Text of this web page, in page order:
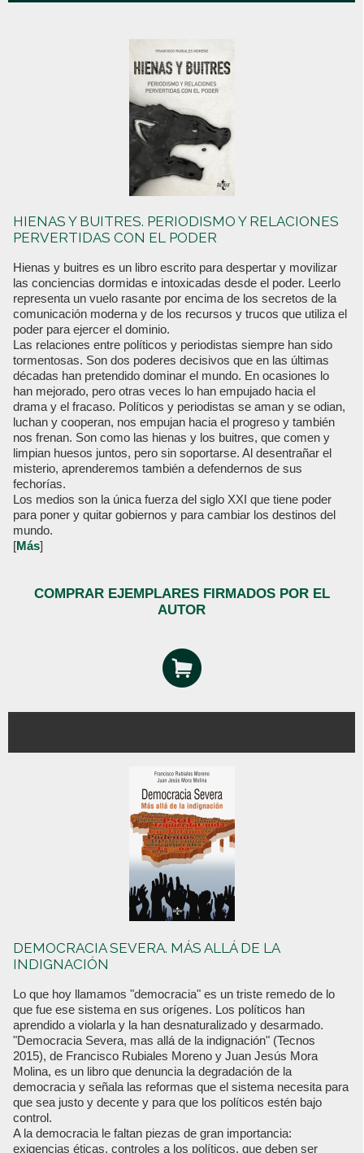
HIENAS Y BUITRES. PERIODISMO Y RELACIONES
PERVERTIDAS CON EL PODER
Hienas y buitres es un libro escrito para despertar y movilizar
las conciencias dormidas e intoxicadas desde el poder. Leerlo
representa un vuelo rasante por encima de los secretos de la
comunicación moderna y de los recursos y trucos que utiliza el
poder para ejercer el dominio.
Las relaciones entre políticos y periodistas siempre han sido
tormentosas. Son dos poderes decisivos que en las últimas
décadas han pretendido dominar el mundo. En ocasiones lo
han mejorado, pero otras veces lo han empujado hacia el
drama y el fracaso. Políticos y periodistas se aman y se odian,
luchan y cooperan, nos empujan hacia el progreso y también
nos frenan. Son como las hienas y los buitres, que comen y
limpian huesos juntos, pero sin soportarse. Al desentrañar el
misterio, aprenderemos también a defendernos de sus
fechorías.
Los medios son la única fuerza del siglo XXI que tiene poder
para poner y quitar gobiernos y para cambiar los destinos del
mundo.
[Más]
COMPRAR EJEMPLARES FIRMADOS POR EL
AUTOR
DEMOCRACIA SEVERA. MÁS ALLÁ DE LA
INDIGNACIÓN
Lo que hoy llamamos "democracia" es un triste remedo de lo
que fue ese sistema en sus orígenes. Los políticos han
aprendido a violarla y la han desnaturalizado y desarmado.
"Democracia Severa, mas allá de la indignación" (Tecnos
2015), de Francisco Rubiales Moreno y Juan Jesús Mora
Molina, es un libro que denuncia la degradación de la
democracia y señala las reformas que el sistema necesita para
que sea justo y decente y para que los políticos estén bajo
control.
A la democracia le faltan piezas de gran importancia:
exigencias éticas, controles a los políticos, que deben ser